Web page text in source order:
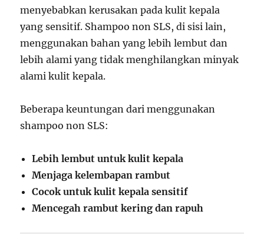
menyebabkan kerusakan pada kulit kepala
yang sensitif. Shampoo non SLS, di sisi lain,
menggunakan bahan yang lebih lembut dan
lebih alami yang tidak menghilangkan minyak
alami kulit kepala.
Beberapa keuntungan dari menggunakan
shampoo non SLS:
Lebih lembut untuk kulit kepala
Menjaga kelembapan rambut
Cocok untuk kulit kepala sensitif
Mencegah rambut kering dan rapuh